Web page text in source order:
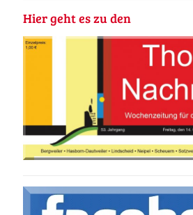
Hier geht es zu den